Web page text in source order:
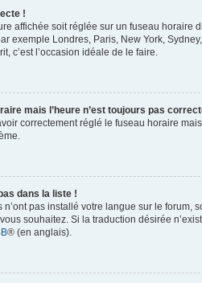
!
affichée soit réglée sur un fuseau
exemple Londres, Paris, New York,
c’est l’occasion idéale de le faire.
mais l’heure n’est toujours pas
correctement réglé le fuseau horaire
dans la liste !
pas installé votre langue sur le forum,
souhaitez. Si la traduction désirée
® (en anglais).